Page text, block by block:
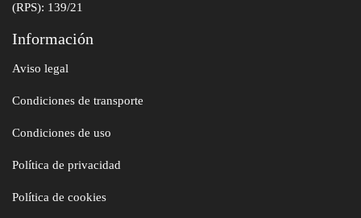
(RPS): 139/21
Información
Aviso legal
Condiciones de transporte
Condiciones de uso
Política de privacidad
Política de cookies